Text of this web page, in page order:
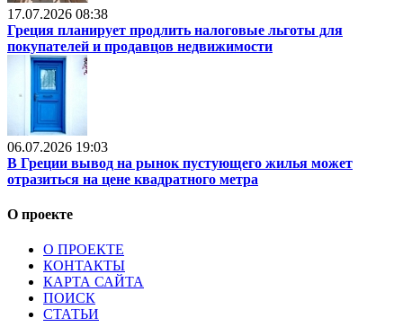
17.07.2026 08:38
Греция планирует продлить налоговые льготы для
покупателей и продавцов недвижимости
06.07.2026 19:03
В Греции вывод на рынок пустующего жилья может
отразиться на цене квадратного метра
О проекте
О ПРОЕКТЕ
КОНТАКТЫ
КАРТА САЙТА
ПОИСК
СТАТЬИ